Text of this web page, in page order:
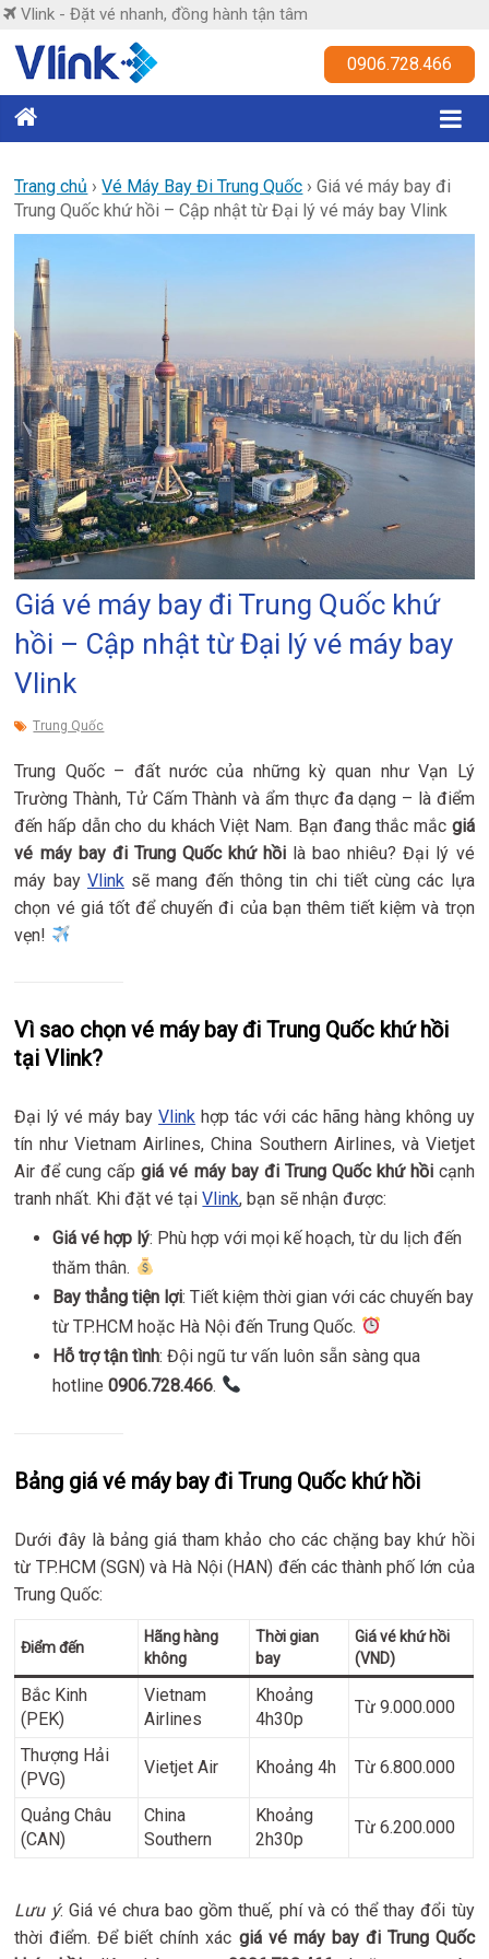
Skip
content
Vlink - Đặt vé nhanh, đồng hành tận tâm
Vlink
nhanh,
đồng
hành
tận
tâm
0906.728.466
Trang chủ ›Vé Máy Bay Đi Trung Quốc ›Giá vé máy bay đi
Trung Quốc khứ hồi – Cập nhật từ Đại lý vé máy bay Vlink
Giá vé máy bay đi Trung Quốc khứ
hồi – Cập nhật từ Đại lý vé máy bay
Vlink
Trung Quốc
Trung Quốc – đất nước của những kỳ quan như Vạn Lý
Trường Thành, Tử Cấm Thành và ẩm thực đa dạng – là điểm
đến hấp dẫn cho du khách Việt Nam. Bạn đang thắc mắc giá
vé máy bay đi Trung Quốc khứ hồi là bao nhiêu? Đại lý vé
máy bay Vlinksẽ mang đến thông tin chi tiết cùng các lựa
chọn vé giá tốt để chuyến đi của bạn thêm tiết kiệm và trọn
vẹn!
Vì sao chọn vé máy bay đi Trung Quốc khứ hồi
tại Vlink?
Đại lý vé máy bayVlink hợp tác với các hãng hàng không uy
tín như Vietnam Airlines, China Southern Airlines, và Vietjet
Air để cung cấpgiá vé máy bay đi Trung Quốc khứ hồicạnh
tranh nhất. Khi đặt vé tạiVlink, bạn sẽ nhận được:
Giá vé hợp lý: Phù hợp với mọi kế hoạch, từ du lịch đến
thăm thân.
Bay thẳng tiện lợi: Tiết kiệm thời gian với các chuyến bay
từ TP.HCM hoặc Hà Nội đến Trung Quốc.
Hỗ trợ tận tình: Đội ngũ tư vấn luôn sẵn sàng qua
hotline0906.728.466.
Bảng giá vé máy bay đi Trung Quốc khứ hồi
Dưới đây là bảng giá tham khảo cho các chặng bay khứ hồi
từ TP.HCM (SGN) và Hà Nội (HAN) đến các thành phố lớn của
Trung Quốc:
Điểm đến
Hãng hàng
không
Thời gian
bay
Giá vé khứ hồi
(VND)
Bắc Kinh
(PEK)
Vietnam
Airlines
Khoảng
4h30p
Từ 9.000.000
Thượng Hải
(PVG)
Vietjet Air Khoảng 4h Từ 6.800.000
Quảng Châu
(CAN)
China
Southern
Khoảng
2h30p
Từ 6.200.000
Lưu ý: Giá vé chưa bao gồm thuế, phí và có thể thay đổi tùy
thời điểm. Để biết chính xác giá vé máy bay đi Trung Quốc